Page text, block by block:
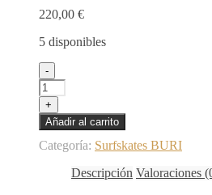
220,00 €
5 disponibles
Surfskate
with
BURI
trucks
-
Adicction
cantidad
-
+
Añadir al carrito
Categoría: Surfskates BURI
Descripción Valoraciones